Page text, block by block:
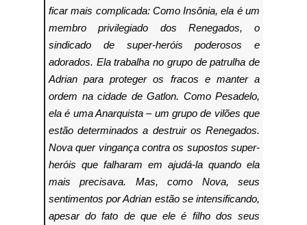
ficar mais complicada: Como Insônia, ela é um
membro privilegiado dos Renegados, o
sindicado de super-heróis poderosos e
adorados. Ela trabalha no grupo de patrulha de
Adrian para proteger os fracos e manter a
ordem na cidade de Gatlon. Como Pesadelo,
ela é uma Anarquista – um grupo de vilões que
estão determinados a destruir os Renegados.
Nova quer vingança contra os supostos super-
heróis que falharam em ajudá-la quando ela
mais precisava. Mas, como Nova, seus
sentimentos por Adrian estão se intensificando,
apesar do fato de que ele é filho dos seus